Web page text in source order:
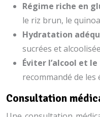
Régime riche en
le riz brun, le
Hydratation
sucrées et
Éviter l’alcool et
recommandé de
Consultation